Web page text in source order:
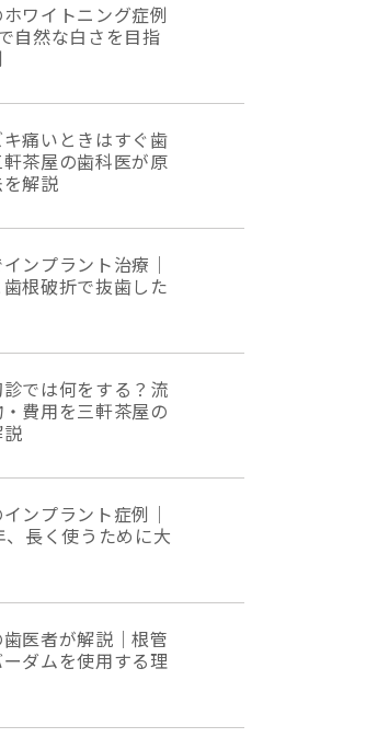
ワイトニング症例
自然な白さを目指
痛いときはすぐ歯
茶屋の歯科医が原
解説
ンプラント治療｜
根破折で抜歯した
では何をする？流
費用を三軒茶屋の
ンプラント症例｜
、長く使うために大
医者が解説｜根管
ダムを使用する理